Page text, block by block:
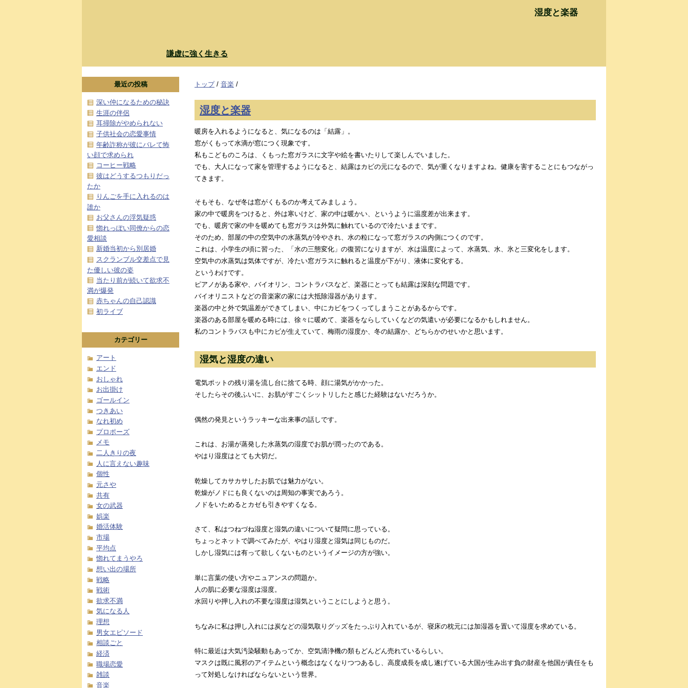
湿度と楽器
謙虚に強く生きる
トップ/ 音楽 /
湿度と楽器
暖房を入れるようになると、気になるのは「結露」。
窓がくもって水滴が窓につく現象です。
私もこどものころは、くもった窓ガラスに文字や絵を書いたりして楽しんでいました。
でも、大人になって家を管理するようになると、結露はカビの元になるので、気が重くなりますよね。健康を害することにもつながっ
てきます。
そもそも、なぜ冬は窓がくもるのか考えてみましょう。
家の中で暖房をつけると、外は寒いけど、家の中は暖かい、というように温度差が出来ます。
でも、暖房で家の中を暖めても窓ガラスは外気に触れているので冷たいままです。
そのため、部屋の中の空気中の水蒸気が冷やされ、水の粒になって窓ガラスの内側につくのです。
これは、小学生の頃に習った、「水の三態変化」の復習になりますが、水は温度によって、水蒸気、水、氷と三変化をします。
空気中の水蒸気は気体ですが、冷たい窓ガラスに触れると温度が下がり、液体に変化する。
というわけです。
ピアノがある家や、バイオリン、コントラバスなど、楽器にとっても結露は深刻な問題です。
バイオリニストなどの音楽家の家には大抵除湿器があります。
楽器の中と外で気温差ができてしまい、中にカビをつくってしまうことがあるからです。
楽器のある部屋を暖める時には、徐々に暖めて、楽器をならしていくなどの気遣いが必要になるかもしれません。
私のコントラバスも中にカビが生えていて、梅雨の湿度か、冬の結露か、どちらかのせいかと思います。
湿気と湿度の違い
電気ポットの残り湯を流し台に捨てる時、顔に湯気がかかった。
そしたらその後ふいに、お肌がすごくシットリしたと感じた経験はないだろうか。
偶然の発見というラッキーな出来事の話しです。
これは、お湯が蒸発した水蒸気の湿度でお肌が潤ったのである。
やはり湿度はとても大切だ。
乾燥してカサカサしたお肌では魅力がない。
乾燥がノドにも良くないのは周知の事実であろう。
ノドをいためるとカゼも引きやすくなる。
さて、私はつねづね湿度と湿気の違いについて疑問に思っている。
ちょっとネットで調べてみたが、やはり湿度と湿気は同じものだ。
しかし湿気には有って欲しくないものというイメージの方が強い。
単に言葉の使い方やニュアンスの問題か。
人の肌に必要な湿度は湿度。
水回りや押し入れの不要な湿度は湿気ということにしようと思う。
ちなみに私は押し入れには炭などの湿気取りグッズをたっぷり入れているが、寝床の枕元には加湿器を置いて湿度を求めている。
特に最近は大気汚染騒動もあってか、空気清浄機の類もどんどん売れているらしい。
マスクは既に風邪のアイテムという概念はなくなりつつあるし、高度成長を成し遂げている大国が生み出す負の財産を他国が責任をも
って対処しなければならないという世界。
最近の投稿
深い仲になるための秘訣
生涯の伴侶
耳掃除がやめられない
子供社会の恋愛事情
年齢詐称が彼にバレて怖
い顔で求められ
コーヒー戦略
彼はどうするつもりだっ
たか
りんごを手に入れるのは
誰か
お父さんの浮気疑惑
惚れっぽい同僚からの恋
愛相談
新婚当初から別居婚
スクランブル交差点で見
た優しい彼の姿
当たり前が続いて欲求不
満が爆発
赤ちゃんの自己認識
初ライブ
カテゴリー
アート
エンド
おしゃれ
お出掛け
ゴールイン
つきあい
なれ初め
プロポーズ
メモ
二人きりの夜
人に言えない趣味
個性
元さや
共有
女の武器
娯楽
婚活体験
市場
平均点
惚れてまうやろ
想い出の場所
戦略
戦術
欲求不満
気になる人
理想
男女エピソード
相談ごと
経済
職場恋愛
雑談
音楽